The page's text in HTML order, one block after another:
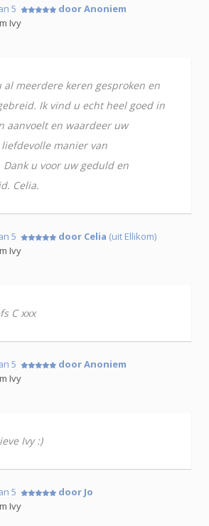
5
door Anoniem
Ivy
al meerdere keren gesproken en
Ik vind u echt heel goed in
aanvoelt en waardeer uw
manier van
u voor uw geduld en
Celia.
5 door Celia (uit Ellikom)
Ivy
C xxx
5
door Anoniem
Ivy
Ivy :)
5
door Jo
Ivy